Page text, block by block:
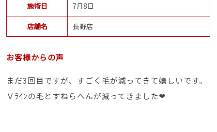
施術日 7月8日
店舗名 長野店
お客様からの声
まだ3回目ですが、すごく毛が減ってきて嬉しいです。
Ｖﾗｲﾝの毛とすねらへんが減ってきました❤